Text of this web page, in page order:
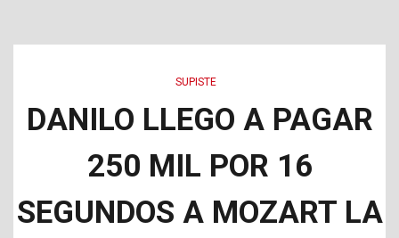
SUPISTE
DANILO LLEGO A PAGAR
250 MIL POR 16
SEGUNDOS A MOZART LA